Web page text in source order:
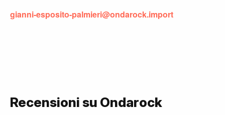
gianni-esposito-palmieri@ondarock.import
Recensioni su Ondarock